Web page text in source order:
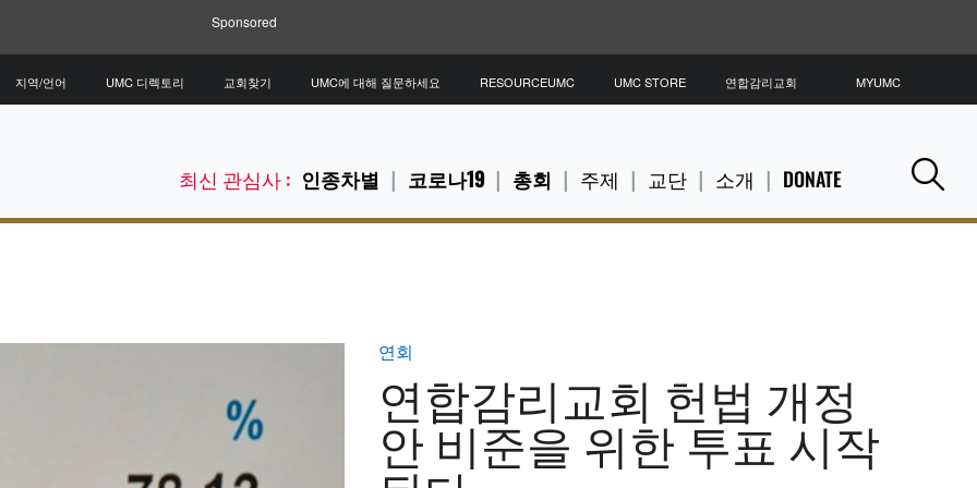
Sponsored
최신 관심사 : 인종차별 코로나19 총회 주제 교단 소개 DONATE
지역/언어 UMC 디렉토리 교회찾기 UMC에 대해 질문하세요 RESOURCEUMC UMC STORE 연합감리교회 MYUMC
연회
연합감리교회 헌법 개정
안 비준을 위한 투표 시작